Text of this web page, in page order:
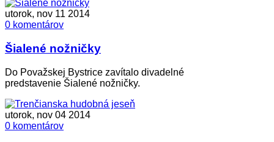
utorok, nov 11 2014
0 komentárov
Šialené nožničky
Do Považskej Bystrice zavítalo divadelné
predstavenie Šialené nožničky.
utorok, nov 04 2014
0 komentárov